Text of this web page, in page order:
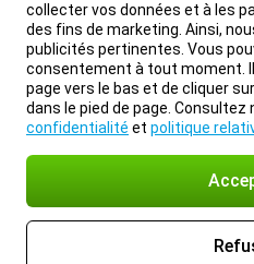
collecter vos données et à les
des fins de marketing. Ainsi,
publicités pertinentes. Vous
consentement à tout moment.
page vers le bas et de cliquer
dans le pied de page. Consultez
confidentialité et politique